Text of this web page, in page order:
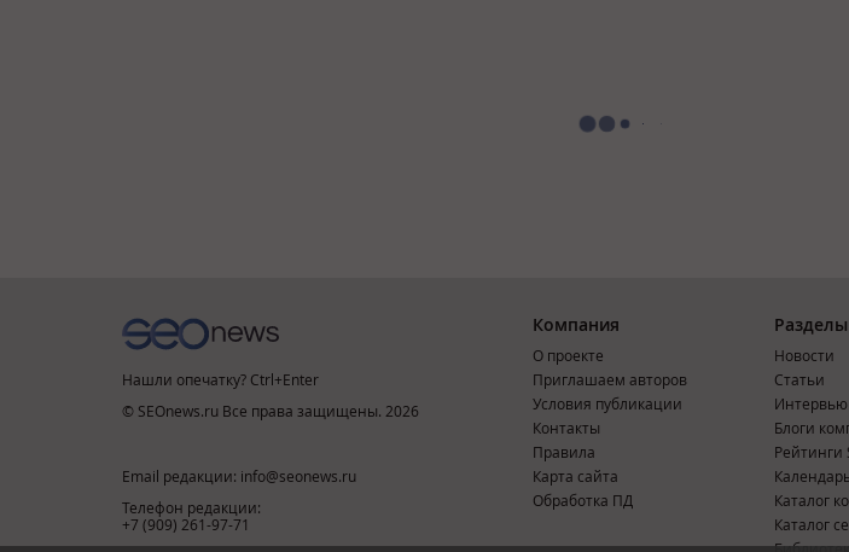
Нашли опечатку? Ctrl+Enter
© SEOnews.ru Все права защищены. 2026
Email редакции: info@seonews.ru
Телефон редакции:
+7 (909) 261-97-71
Компания
О проекте
Приглашаем авторов
Условия публикации
Контакты
Правила
Карта сайта
Обработка ПД
Разделы
Новости
Статьи
Интервью
Блоги
Рейтинги
Каталог
Каталог